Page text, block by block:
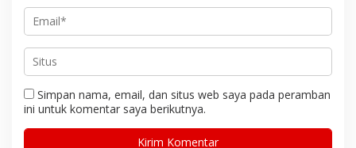
Simpan nama, email, dan situs web saya pada peramban
ini untuk komentar saya berikutnya.